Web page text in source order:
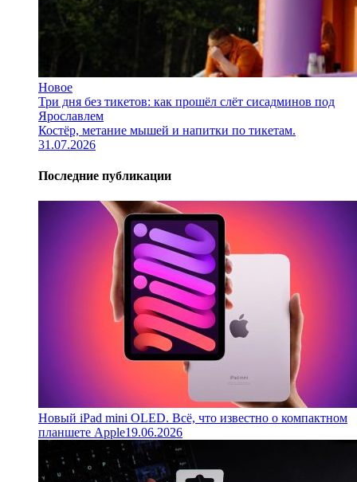
Новое
Три дня без тикетов: как прошёл слёт сисадминов под
Ярославлем
Костёр, метание мышей и напитки по тикетам.
31.07.2026
Последние публикации
Новый iPad mini OLED. Всё, что известно о компактном
планшете Apple19.06.2026